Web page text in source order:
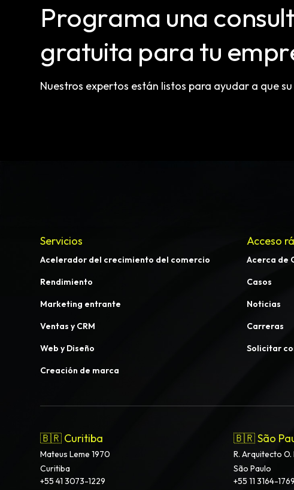
Programa una
gratuita para tu
Nuestros expertos están listos para ayudar a que
Servicios
Acelerador del crecimiento del comercio
Rendimiento
Marketing entrante
Ventas y CRM
Web y Diseño
Creación de marca
Acceso
Acerca de
Casos
Noticias
Carreras
Solicitar
🇧🇷 Curitiba
Mateus Leme 1970
Curitiba
+55 41 3073-1229
🇧🇷 São
R. Arquitecto
São Paulo
+55 11 3164-1769